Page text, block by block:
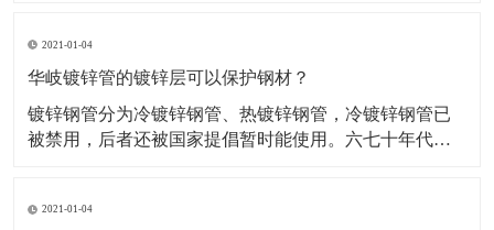
层锌的涂层，使钢管和大气隔了开来，避免了大气对钢
管的直接触摸和锈蚀，得到了保护。而锌在钢管外表的
涂层，由于锌
2021-01-04
华岐镀锌管的镀锌层可以保护钢材？
镀锌钢管分为冷镀锌钢管、热镀锌钢管，冷镀锌钢管已
被禁用，后者还被国家提倡暂时能使用。六七十年代，
锌管作为供水管，新建小区的冷水管已经很少使用镀锌
2021-01-04